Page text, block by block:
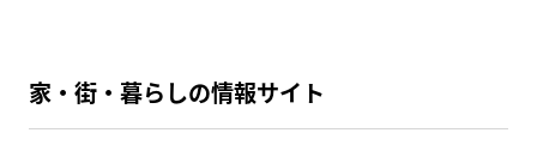
家・街・暮らしの情報サイト